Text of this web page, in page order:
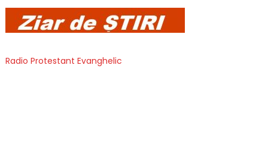
Radio Protestant Evanghelic